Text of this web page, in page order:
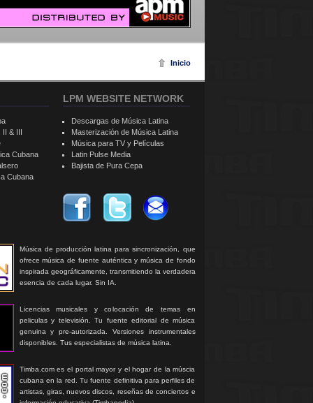
Inicio
Música de producción latina para sincronización, que
ofrece música de fuente auténtica y música de fondo
inspirada geográficamente, transmitiendo la verdadera
esencia de cada lugar. Sin IA.
Licencias musicales y colocación de temas en
peliculas y televisión. Tu fuente editorial de música
genuina y pre-autorizada. Versiones instrumentales
disponibles. Tus especialistas de música latina.
Timba.com es el portal mayor y el hogar de la múscia
cubana en la red. Tu fuente definitiva para perfiles de
artistas, giras, nuevos discos, reseñas de conciertos e
II & III
Cubana
Cubana
LPM WEBSITE NETWORK
Descargas de Música Latina
Masterización de Música Latina
Música para TV y Películas
Latin Pulse Media
Bajista de Pura Cepa